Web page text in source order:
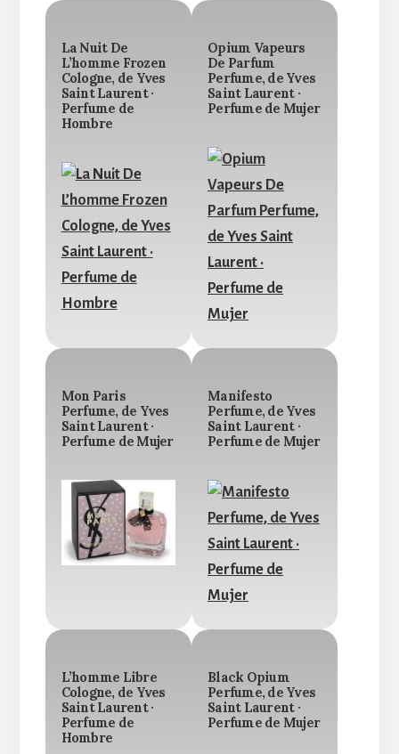
La Nuit De
L’homme Frozen
Cologne, de Yves
Saint Laurent ·
Perfume de
Hombre
Opium Vapeurs
De Parfum
Perfume, de Yves
Saint Laurent ·
Perfume de Mujer
Mon Paris
Perfume, de Yves
Saint Laurent ·
Perfume de Mujer
Manifesto
Perfume, de Yves
Saint Laurent ·
Perfume de Mujer
L’homme Libre
Cologne, de Yves
Saint Laurent ·
Perfume de
Hombre
Black Opium
Perfume, de Yves
Saint Laurent ·
Perfume de Mujer